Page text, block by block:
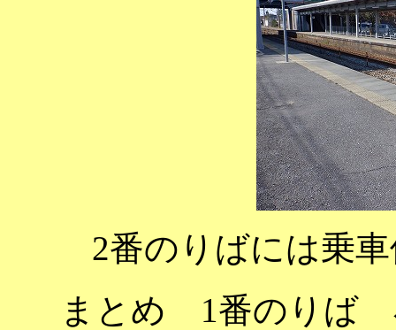
2番のりばには乗
まとめ 1番のりば